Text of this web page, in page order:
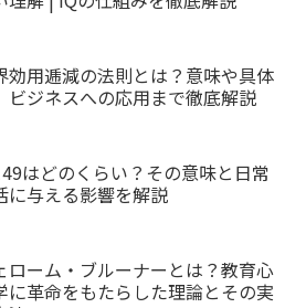
効用逓減の法則とは？意味や具体
ビジネスへの応用まで徹底解説
はどのくらい？その意味と日常
に与える影響を解説
ローム・ブルーナーとは？教育心
に革命をもたらした理論とその実